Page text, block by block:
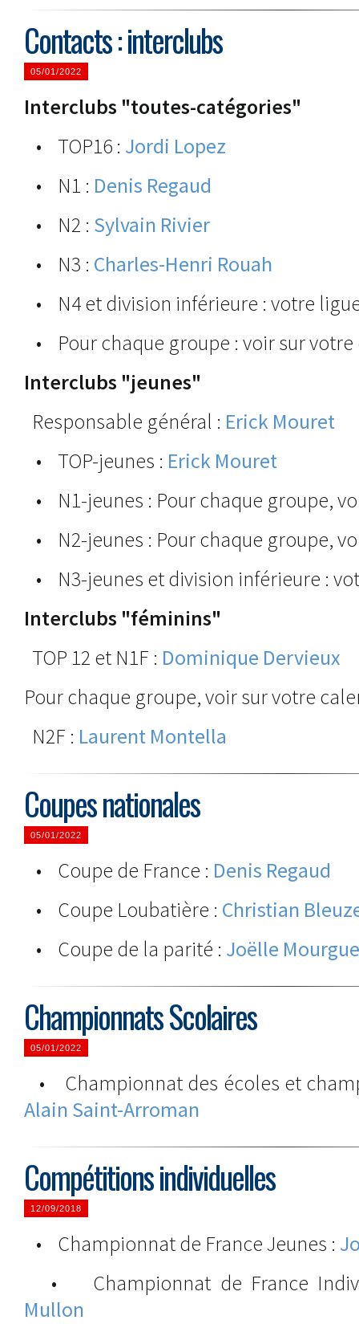
Contacts : interclubs
05/01/2022
Interclubs "toutes-catégories"
• TOP16 : Jordi Lopez
• N1 : Denis Regaud
• N2 : Sylvain Rivier
• N3 : Charles-Henri Rouah
• N4 et division inférieure : votre
• Pour chaque groupe : voir sur
Interclubs "jeunes"
Responsable général : Erick Mouret
• TOP-jeunes : Erick Mouret
• N1-jeunes : Pour chaque groupe,
• N2-jeunes : Pour chaque groupe,
• N3-jeunes et division inférieure :
Interclubs "féminins"
TOP 12 et N1F : Dominique Dervieux
Pour chaque groupe, voir sur votre
N2F : Laurent Montella
Coupes nationales
05/01/2022
• Coupe de France : Denis Regaud
• Coupe Loubatière : Christian
• Coupe de la parité : Joëlle
Championnats Scolaires
05/01/2022
• Championnat des écoles et
Alain Saint-Arroman
Compétitions individuelles
12/09/2018
• Championnat de France Jeunes :
• Championnat de France
Mullon